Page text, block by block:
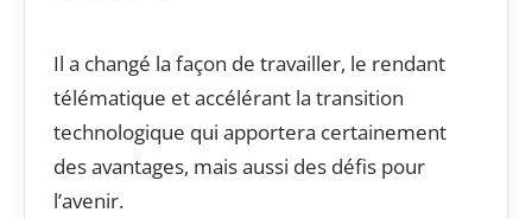
Il a changé la façon de travailler, le rendant
télématique et accélérant la transition
technologique qui apportera certainement
des avantages, mais aussi des défis pour
l’avenir.